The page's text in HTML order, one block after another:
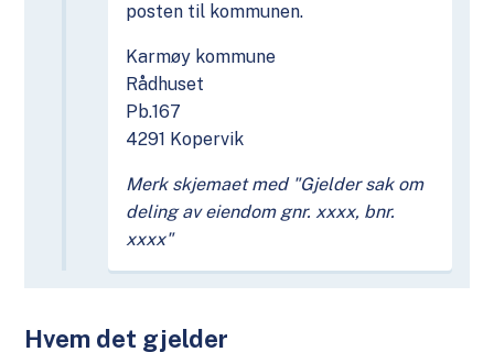
posten til kommunen.
Karmøy kommune
Rådhuset
Pb.167
4291 Kopervik
Merk skjemaet med "Gjelder sak om
deling av eiendom gnr. xxxx, bnr.
xxxx"
Hvem det gjelder